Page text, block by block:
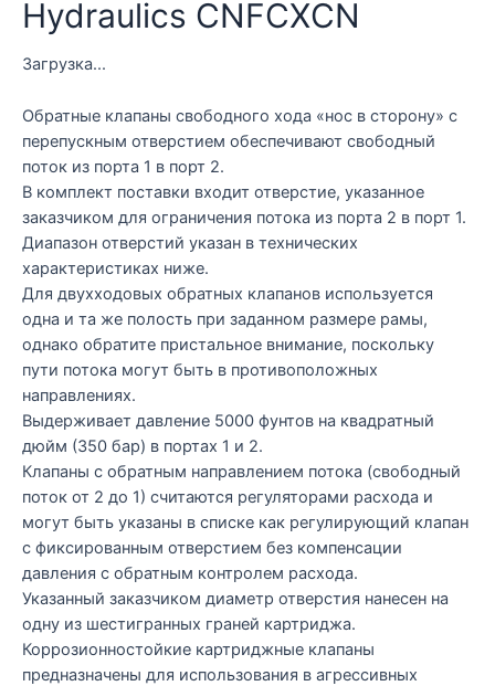
Hydraulics CNFCXCN
Загрузка...
Обратные клапаны свободного хода «нос в сторону» с
перепускным отверстием обеспечивают свободный
поток из порта 1 в порт 2.
В комплект поставки входит отверстие, указанное
заказчиком для ограничения потока из порта 2 в порт 1.
Диапазон отверстий указан в технических
характеристиках ниже.
Для двухходовых обратных клапанов используется
одна и та же полость при заданном размере рамы,
однако обратите пристальное внимание, поскольку
пути потока могут быть в противоположных
направлениях.
Выдерживает давление 5000 фунтов на квадратный
дюйм (350 бар) в портах 1 и 2.
Клапаны с обратным направлением потока (свободный
поток от 2 до 1) считаются регуляторами расхода и
могут быть указаны в списке как регулирующий клапан
с фиксированным отверстием без компенсации
давления с обратным контролем расхода.
Указанный заказчиком диаметр отверстия нанесен на
одну из шестигранных граней картриджа.
Коррозионностойкие картриджные клапаны
предназначены для использования в агрессивных